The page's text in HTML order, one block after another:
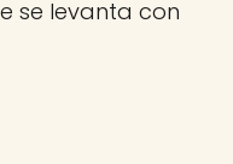
se levanta con